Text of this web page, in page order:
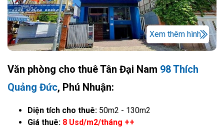
Xem thêm hình
Văn phòng cho thuê Tân Đại Nam 98 Thích
Quảng Đức, Phú Nhuận:
Diện tích cho thuê: 50m2 - 130m2
Giá thuê: 8 Usd/m2/tháng ++